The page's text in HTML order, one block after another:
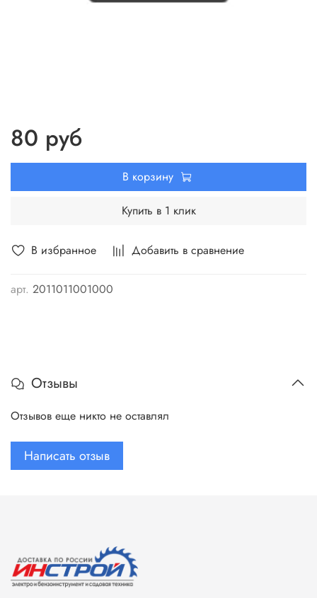
В избранное Добавить в сравнение
арт. 2011011001000
80 руб
В корзину
Купить в 1 клик
Отзывы
Отзывов еще никто не оставлял
Написать отзыв